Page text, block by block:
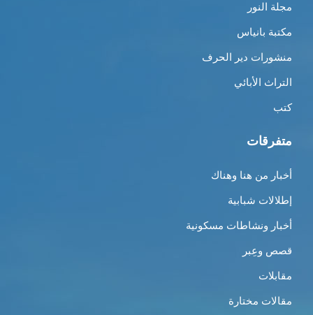
مجلة النور
مكتبة بانياس
منشورات دير الحرف
التراث الأبائي
كتب
متفرقات
أخبار من هنا وهناك
إطلالات شبابية
أخبار ونشاطات مسكونية
قصص وعِبر
مقابلات
مقالات مختارة